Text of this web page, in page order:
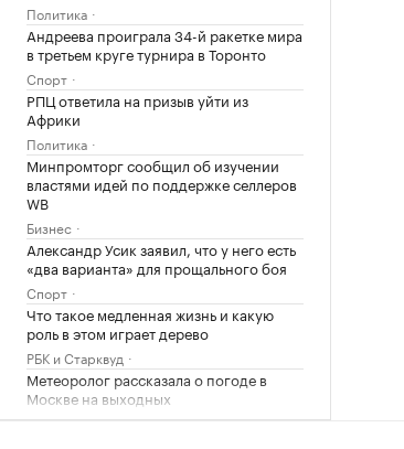
Политика
Андреева проиграла 34-й ракетке мира
в третьем круге турнира в Торонто
Спорт
РПЦ ответила на призыв уйти из
Африки
Политика
Минпромторг сообщил об изучении
властями идей по поддержке селлеров
WB
Бизнес
Александр Усик заявил, что у него есть
«два варианта» для прощального боя
Спорт
Что такое медленная жизнь и какую
роль в этом играет дерево
РБК и Старквуд
Метеоролог рассказала о погоде в
Москве на выходных
Общество